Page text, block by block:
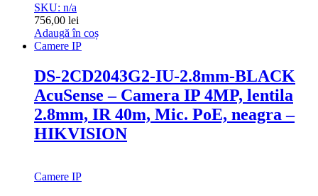
SKU: n/a
756,00 lei
Adaugă în coș
Camere IP
DS-2CD2043G2-IU-2.8mm-BLACK
AcuSense – Camera IP 4MP, lentila
2.8mm, IR 40m, Mic. PoE, neagra –
HIKVISION
Camere IP